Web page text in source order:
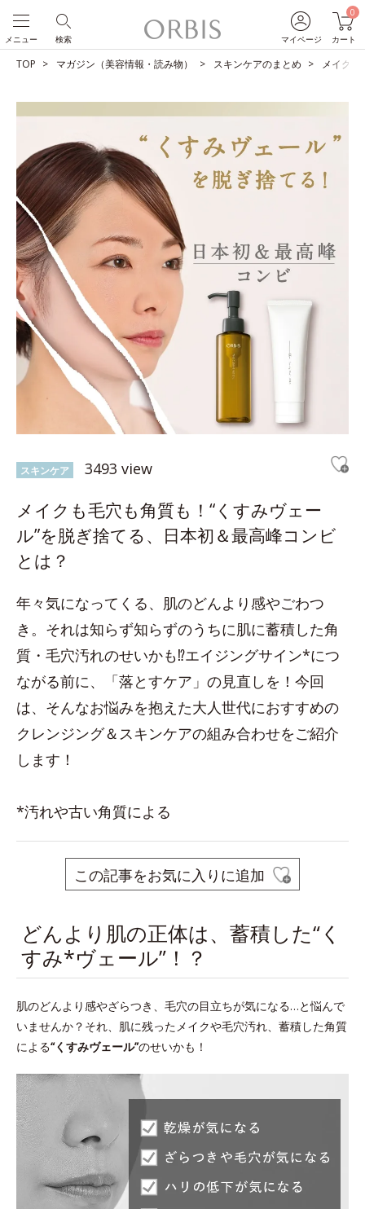
マイページ
0
カート
検索
メニュー
TOP マガジン（美容情報・読み物） スキンケアのまとめ メイクも
スキンケア 3493 view
メイクも毛穴も角質も！“くすみヴェー
ル”を脱ぎ捨てる、日本初＆最高峰コンビ
とは？
年々気になってくる、肌のどんより感やごわつ
き。それは知らず知らずのうちに肌に蓄積した角
質・毛穴汚れのせいかも⁉エイジングサイン*につ
ながる前に、「落とすケア」の見直しを！今回
は、そんなお悩みを抱えた大人世代におすすめの
クレンジング＆スキンケアの組み合わせをご紹介
します！
*汚れや古い角質による
この記事をお気に入りに追加
どんより肌の正体は、蓄積した“く
すみ*ヴェール”！？
肌のどんより感やざらつき、毛穴の目立ちが気になる…と悩んで
いませんか？それ、肌に残ったメイクや毛穴汚れ、蓄積した角質
による“くすみヴェール”のせいかも！